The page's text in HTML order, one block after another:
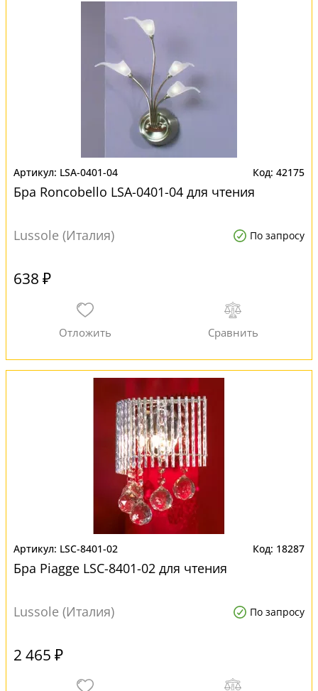
LSA-0401-04 42175
Бра Roncobello LSA-0401-04 для чтения
Lussole (Италия) По запросу
638 ₽
LSC-8401-02 18287
Бра Piagge LSC-8401-02 для чтения
Lussole (Италия) По запросу
2 465 ₽